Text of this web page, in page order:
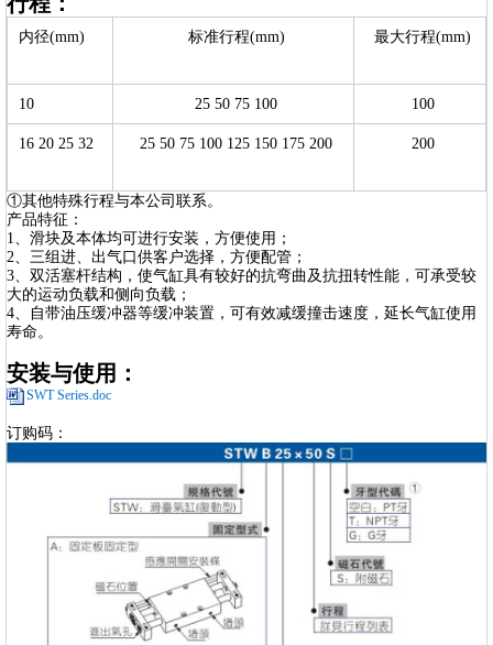
内径(mm) 标准行程(mm) 最大行程(mm)
10 25 50 75 100 100
16 20 25 32 25 50 75 100 125 150 175 200 200
①其他特殊行程与本公司联系。
产品特征：
1、滑块及本体均可进行安装，方便使用；
2、三组进、出气口供客户选择，方便配管；
3、双活塞杆结构，使气缸具有较好的抗弯曲及抗扭转性能，可承受较
大的运动负载和侧向负载；
4、自带油压缓冲器等缓冲装置，可有效减缓撞击速度，延长气缸使用
寿命。
安装与使用：
SWT Series.doc
订购码：